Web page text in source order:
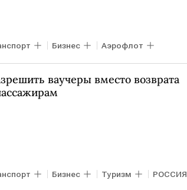
Бизнес Аэрофлот
ваучеры вместо возврата
Бизнес Туризм РОССИЯ